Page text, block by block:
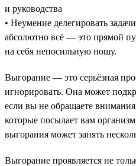
и руководства
• Неумение делегировать
абсолютно всё — это прямой
на себя непосильную ношу.
Выгорание — это серьёзная
игнорировать. Она может
если вы не обращаете
которые посылает вам
выгорания может занять
Выгорание проявляется не